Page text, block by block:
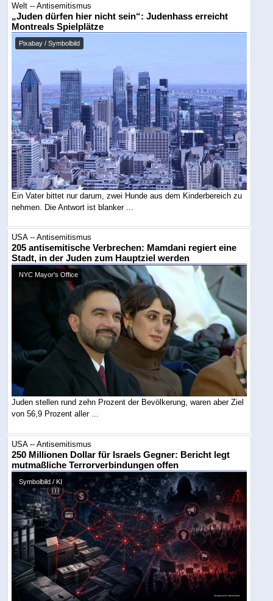
Welt -- Antisemitismus
„Juden dürfen hier nicht sein“: Judenhass erreicht
Montreals Spielplätze
Pixabay / Symbolbild
Ein Vater bittet nur darum, zwei Hunde aus dem Kinderbereich zu
nehmen. Die Antwort ist blanker ...
USA -- Antisemitismus
205 antisemitische Verbrechen: Mamdani regiert eine
Stadt, in der Juden zum Hauptziel werden
NYC Mayor's Office
Juden stellen rund zehn Prozent der Bevölkerung, waren aber Ziel
von 56,9 Prozent aller ...
USA -- Antisemitismus
250 Millionen Dollar für Israels Gegner: Bericht legt
mutmaßliche Terrorverbindungen offen
Symbolbild / KI